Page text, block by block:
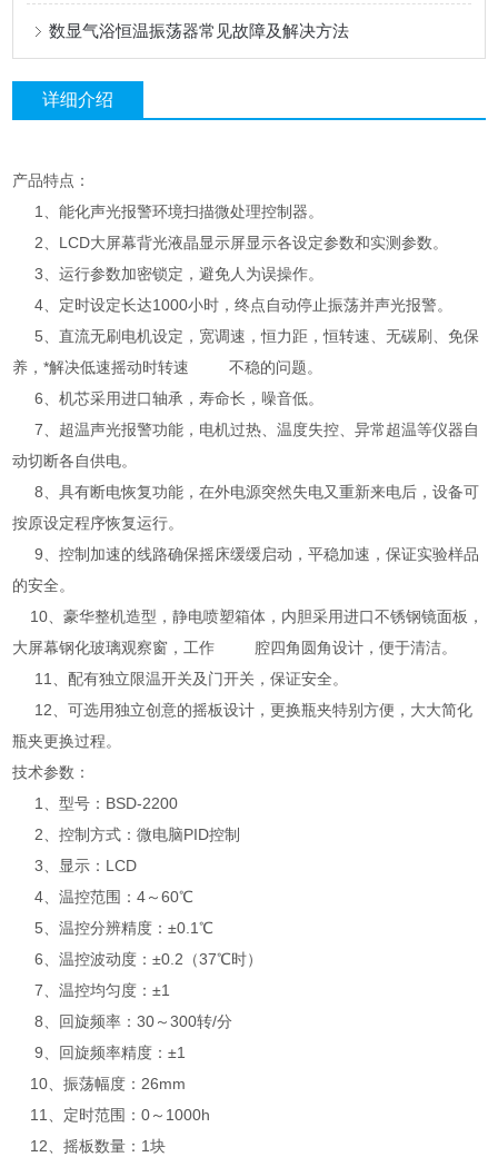
数显气浴恒温振荡器常见故障及解决方法
详细介绍
产品特点：
1、能化声光报警环境扫描微处理控制器。
2、LCD大屏幕背光液晶显示屏显示各设定参数和实测参数。
3、运行参数加密锁定，避免人为误操作。
4、定时设定长达1000小时，终点自动停止振荡并声光报警。
5、直流无刷电机设定，宽调速，恒力距，恒转速、无碳刷、免保
养，*解决低速摇动时转速 不稳的问题。
6、机芯采用进口轴承，寿命长，噪音低。
7、超温声光报警功能，电机过热、温度失控、异常超温等仪器自
动切断各自供电。
8、具有断电恢复功能，在外电源突然失电又重新来电后，设备可
按原设定程序恢复运行。
9、控制加速的线路确保摇床缓缓启动，平稳加速，保证实验样品
的安全。
10、豪华整机造型，静电喷塑箱体，内胆采用进口不锈钢镜面板，
大屏幕钢化玻璃观察窗，工作 腔四角圆角设计，便于清洁。
11、配有独立限温开关及门开关，保证安全。
12、可选用独立创意的摇板设计，更换瓶夹特别方便，大大简化
瓶夹更换过程。
技术参数：
1、型号：BSD-2200
2、控制方式：微电脑PID控制
3、显示：LCD
4、温控范围：4～60℃
5、温控分辨精度：±0.1℃
6、温控波动度：±0.2（37℃时）
7、温控均匀度：±1
8、回旋频率：30～300转/分
9、回旋频率精度：±1
10、振荡幅度：26mm
11、定时范围：0～1000h
12、摇板数量：1块